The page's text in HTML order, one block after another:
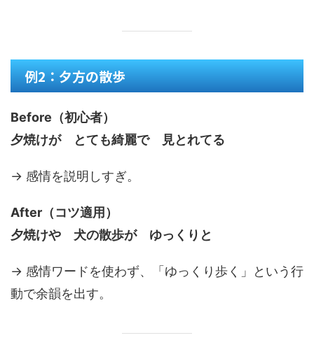
例2：夕方の散歩
Before（初心者）
夕焼けが とても綺麗で 見とれてる
→ 感情を説明しすぎ。
After（コツ適用）
夕焼けや 犬の散歩が ゆっくりと
→ 感情ワードを使わず、「ゆっくり歩く」という行
動で余韻を出す。